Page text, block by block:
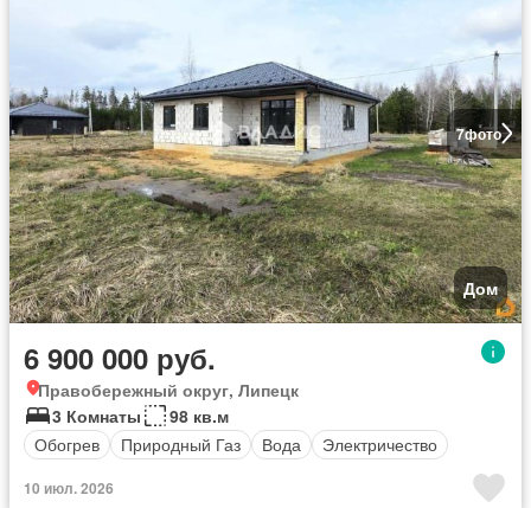
7фото
Дом
6 900 000 руб.
Правобережный округ, Липецк
3 Комнаты
98 кв.м
Обогрев
Природный Газ Вода Электричество
10 июл. 2026